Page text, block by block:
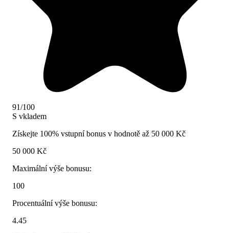
91/100
S vkladem
Získejte 100% vstupní bonus v hodnotě až 50 000 Kč
50 000 Kč
Maximální výše bonusu:
100
Procentuální výše bonusu:
4.45